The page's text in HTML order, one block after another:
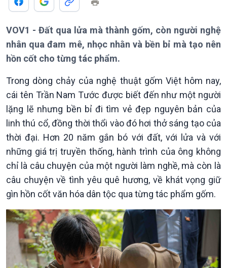
Bản tin
Chuyên mục
Theo dòng Thời sự
Chính trị
Tin Chính trị
Chính phủ với người dân
Quốc hội với cử tri
Xây dựng đảng
Đảng trong cuộc sống
Nhận diện sự thật
Pháp luật và đời sống
Thế giới
Tin thế giới
Vấn đề quốc tế
Hồ sơ sự kiện quốc tế
Thế giới & Việt Nam
Biên cương - Một dải vững
bền
Kinh tế
Nông nghiệp & Biển đảo
VOV1 - Đất qua lửa mà thành gốm, còn người nghệ
nhân qua đam mê, nhọc nhằn và bền bỉ mà tạo nên
hồn cốt cho từng tác phẩm.
Trong dòng chảy của nghệ thuật gốm Việt hôm nay,
cái tên Trần Nam Tước được biết đến như một người
lặng lẽ nhưng bền bỉ đi tìm vẻ đẹp nguyên bản của
linh thú cổ, đồng thời thổi vào đó hơi thở sáng tạo của
thời đại. Hơn 20 năm gắn bó với đất, với lửa và với
những giá trị truyền thống, hành trình của ông không
chỉ là câu chuyện của một người làm nghề, mà còn là
câu chuyện về tình yêu quê hương, về khát vọng giữ
gìn hồn cốt văn hóa dân tộc qua từng tác phẩm gốm.